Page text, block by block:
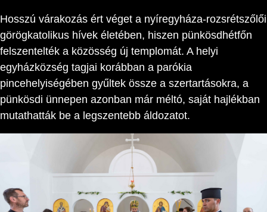
Hosszú várakozás ért véget a nyíregyháza-rozsrétszőlői
görögkatolikus hívek életében, hiszen pünkösdhétfőn
felszentelték a közösség új templomát. A helyi
egyházközség tagjai korábban a parókia
pincehelyiségében gyűltek össze a szertartásokra, a
pünkösdi ünnepen azonban már méltó, saját hajlékban
mutathatták be a legszentebb áldozatot.